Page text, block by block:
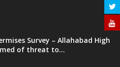
Survey – Allahabad High
of threat to...